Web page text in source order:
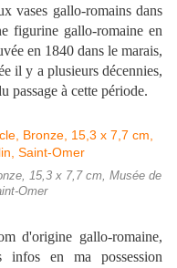
vases gallo-romains dans
figurine gallo-romaine en
en 1840 dans le marais,
il y a plusieurs décennies,
passage à cette période.
15,3 x 7,7 cm, Musée de
Omer
d'origine gallo-romaine,
infos en ma possession